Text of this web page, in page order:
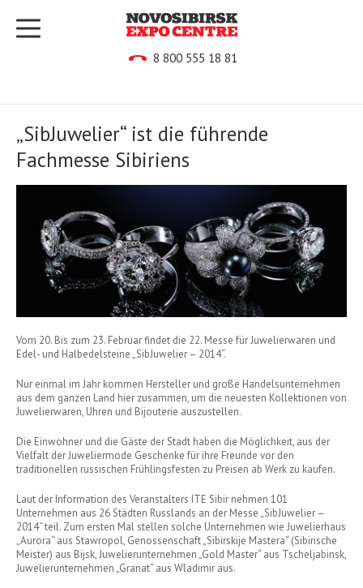
8 800 555 18 81
„SibJuwelier“ ist die führende
Fachmesse Sibiriens
Vom 20. Bis zum 23. Februar findet die 22. Messe für Juwelierwaren und
Edel- und Halbedelsteine „SibJuwelier – 2014“.
Nur einmal im Jahr kommen Hersteller und große Handelsunternehmen
aus dem ganzen Land hier zusammen, um die neuesten Kollektionen von
Juwelierwaren, Uhren und Bijouterie auszustellen.
Die Einwohner und die Gäste der Stadt haben die Möglichkeit, aus der
Vielfalt der Juweliermode Geschenke für ihre Freunde vor den
traditionellen russischen Frühlingsfesten zu Preisen ab Werk zu kaufen.
Laut der Information des Veranstalters ITE Sibir nehmen 101
Unternehmen aus 26 Städten Russlands an der Messe „SibJuwelier –
2014“ teil. Zum ersten Mal stellen solche Unternehmen wie Juwelierhaus
„Aurora“ aus Stawropol, Genossenschaft „Sibirskije Mastera“ (Sibirische
Meister) aus Bijsk, Juwelierunternehmen „Gold Master“ aus Tscheljabinsk,
Juwelierunternehmen „Granat“ aus Wladimir aus.